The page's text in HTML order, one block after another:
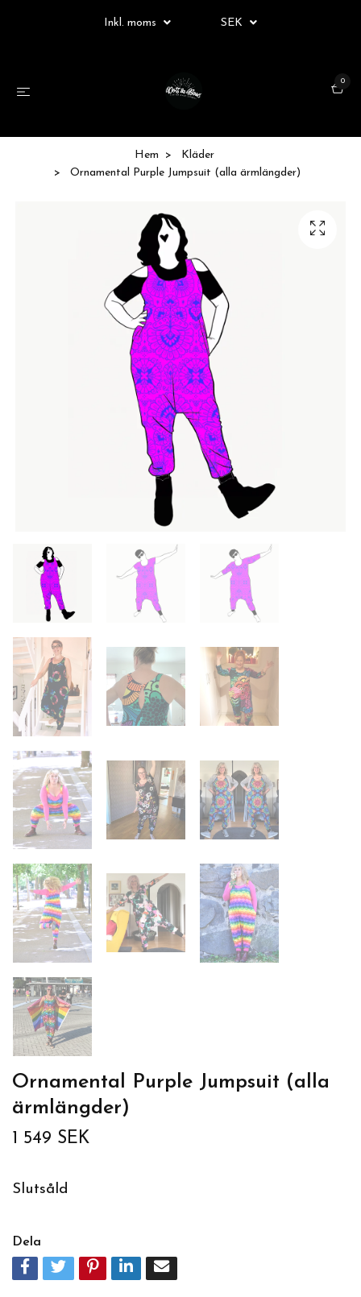
Inkl. moms SEK
0
Hem
Kläder
Ornamental Purple Jumpsuit (alla ärmlängder)
Ornamental Purple Jumpsuit (alla
ärmlängder)
1 549 SEK
Slutsåld
Dela